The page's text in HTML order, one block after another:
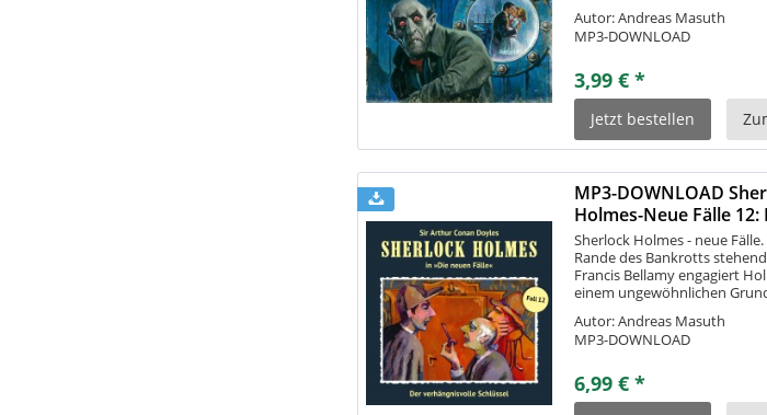
Hochzeitsreise starten sollen.
bald...
Autor: Andreas Masuth
MP3-DOWNLOAD
3,99 € *
Jetzt bestellen
MP3-DOWNLOAD
Holmes-Neue Fälle 12:
Sherlock Holmes - neue
Rande des Bankrotts
Francis Bellamy engagiert
einem ungewöhnlichen
plant er die Verwahrung eines
unschätzbar...
Autor: Andreas Masuth
MP3-DOWNLOAD
6,99 € *